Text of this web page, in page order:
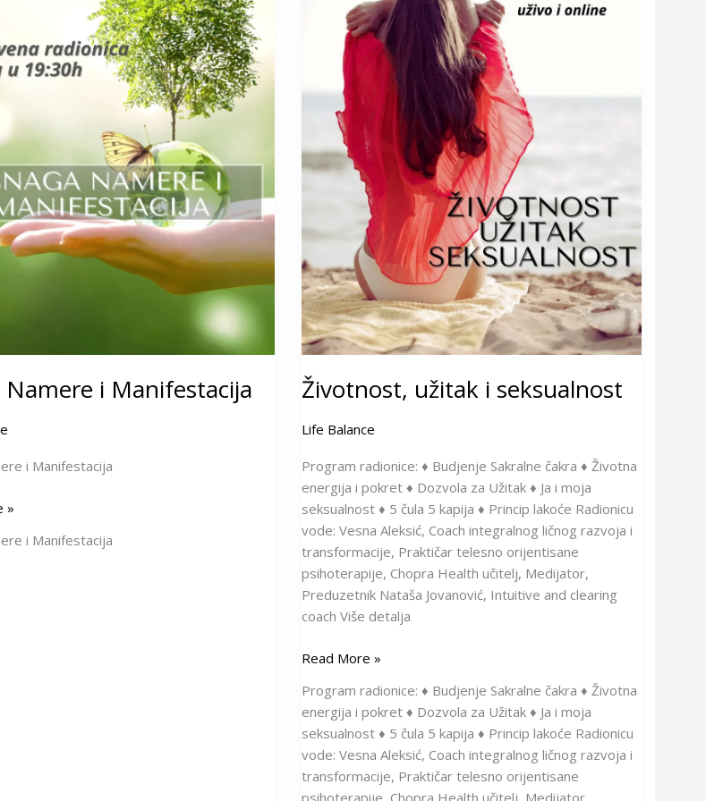
Namere i Manifestacija
i Manifestacija
»
i Manifestacija
Životnost, užitak i seksualnost
Life Balance
Program radionice: ♦ Budjenje Sakralne čakra ♦ Životna
energija i pokret ♦ Dozvola za Užitak ♦ Ja i moja
seksualnost ♦ 5 čula 5 kapija ♦ Princip lakoće Radionicu
vode: Vesna Aleksić, Coach integralnog ličnog razvoja i
transformacije, Praktičar telesno orijentisane
psihoterapije, Chopra Health učitelj, Medijator,
Preduzetnik Nataša Jovanović, Intuitive and clearing
coach Više detalja
seksualnost
Read More »
Program radionice: ♦ Budjenje Sakralne čakra ♦ Životna
energija i pokret ♦ Dozvola za Užitak ♦ Ja i moja
seksualnost ♦ 5 čula 5 kapija ♦ Princip lakoće Radionicu
vode: Vesna Aleksić, Coach integralnog ličnog razvoja i
transformacije, Praktičar telesno orijentisane
psihoterapije, Chopra Health učitelj, Medijator,